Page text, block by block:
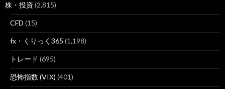
株・投資 (2,815)
CFD (15)
fx・くりっく365 (1,198)
トレード (695)
恐怖指数 (VIX) (401)